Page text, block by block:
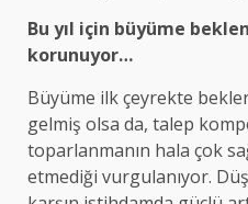
Bu yıl için büyüme
korunuyor…
Büyüme ilk çeyrekte
gelmiş olsa da, talep
toparlanmanın hala çok
etmediği vurgulanıyor.